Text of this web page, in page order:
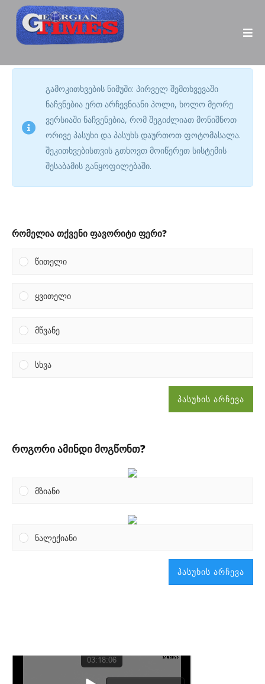
გამოკითხვების ნიმუში: პირველ შემთხვევაში
ნაჩვნებია ერთ არჩევნიანი პოლი, ხოლო მეორე
ვერსიაში ნაჩვენებია, რომ შეგიძლიათ მონიშნოთ
ორივე პასუხი და პასუხს დაურთოთ ფოტომასალა.
შეკითხვებისთვის გთხოვთ მოიწერეთ სისტემის
შესაბამის განყოფილებაში.
რომელია თქვენი ფავორიტი ფერი?
წითელი
ყვითელი
მწვანე
სხვა
პასუხის არჩევა
როგორი ამინდი მოგწონთ?
მზიანი
ნალექიანი
პასუხის არჩევა